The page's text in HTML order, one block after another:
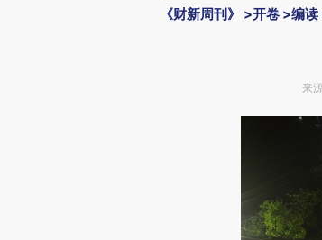
《财新周刊》 >开卷 >编读
来